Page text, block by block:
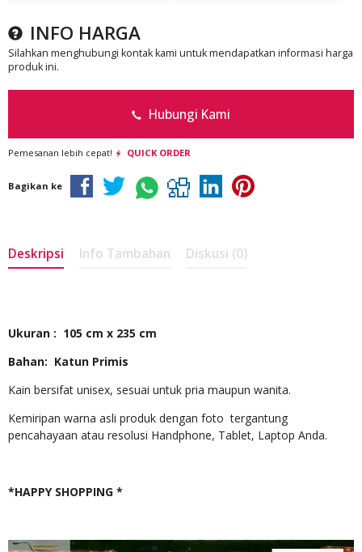
INFO HARGA
Silahkan menghubungi kontak kami untuk mendapatkan informasi harga
produk ini.
Hubungi Kami
Pemesanan lebih cepat! QUICK ORDER
Bagikan ke
Deskripsi Info Tambahan Diskusi (0)
Ukuran : 105 cm x 235 cm
Bahan: Katun Primis
Kain bersifat unisex, sesuai untuk pria maupun wanita.
Kemiripan warna asli produk dengan foto tergantung
pencahayaan atau resolusi Handphone, Tablet, Laptop Anda.
*HAPPY SHOPPING *